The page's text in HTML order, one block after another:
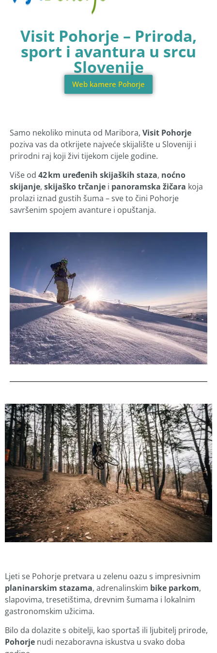
Visit Pohorje – Priroda,
sport i avantura u srcu
Slovenije
Web kamere Pohorje
Samo nekoliko minuta od Maribora, Visit Pohorje
poziva vas da otkrijete najveće skijalište u Sloveniji i
prirodni raj koji živi tijekom cijele godine.
Više od 42 km uređenih skijaških staza, noćno
skijanje, skijaško trčanje i panoramska žičara koja
prolazi iznad gustih šuma – sve to čini Pohorje
savršenim spojem avanture i opuštanja.
Ljeti se Pohorje pretvara u zelenu oazu s impresivnim
planinarskim stazama, adrenalinskim bike parkom,
slapovima, tresetištima, drevnim šumama i lokalnim
gastronomskim užicima.
Bilo da dolazite s obitelji, kao sportaš ili ljubitelj prirode,
Pohorje nudi nezaboravna iskustva u svako doba